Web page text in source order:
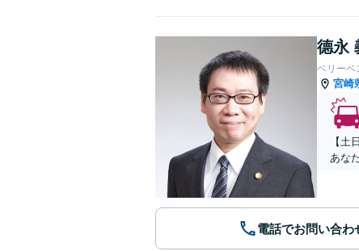
德永
ベリーベ
宮崎
【土
あな
電話でお問い合わ